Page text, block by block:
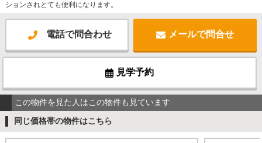
ションされとても便利になります。
電話で問合わせ メールで問合せ
見学予約
この物件を見た人はこの物件も見ています
同じ価格帯の物件はこちら